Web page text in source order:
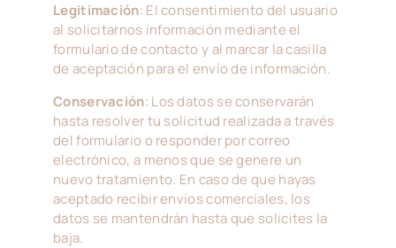
Legitimación: El consentimiento del usuario
al solicitarnos información mediante el
formulario de contacto y al marcar la casilla
de aceptación para el envío de información.
Conservación: Los datos se conservarán
hasta resolver tu solicitud realizada a través
del formulario o responder por correo
electrónico, a menos que se genere un
nuevo tratamiento. En caso de que hayas
aceptado recibir envíos comerciales, los
datos se mantendrán hasta que solicites la
baja.